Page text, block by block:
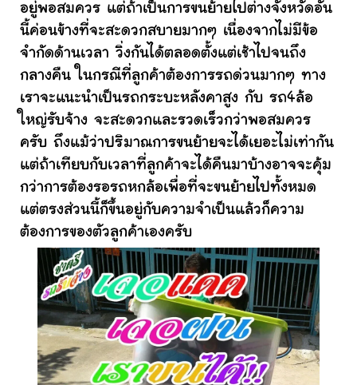
อยู่พอสมควร แต่ถ้าเป็นการขนย้ายไปต่างจังหวัดอัน
นี้ค่อนข้างที่จะสะดวกสบายมากๆ เนื่องจากไม่มีข้อ
จำกัดด้านเวลา วิ่งกันได้ตลอดตั้งแต่เช้าไปจนถึง
กลางคืน ในกรณีที่ลูกค้าต้องการรถด่วนมากๆ ทาง
เราจะแนะนำเป็นรถกระบะหลังคาสูง กับ รถ4ล้อ
ใหญ่รับจ้าง จะสะดวกและรวดเร็วกว่าพอสมควร
ครับ ถึงแม้ว่าปริมาณการขนย้ายจะได้เยอะไม่เท่ากัน
แต่ถ้าเทียบกับเวลาที่ลูกค้าจะได้คืนมาบ้างอาจจะคุ้ม
กว่าการต้องรอรถหกล้อเพื่อที่จะขนย้ายไปทั้งหมด
แต่ตรงส่วนนี้ก็ขึ้นอยู่กับความจำเป็นแล้วก็ความ
ต้องการของตัวลูกค้าเองครับ